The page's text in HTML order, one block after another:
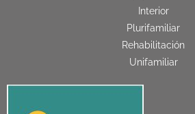
Interior
Plurifamiliar
Rehabilitación
Unifamiliar